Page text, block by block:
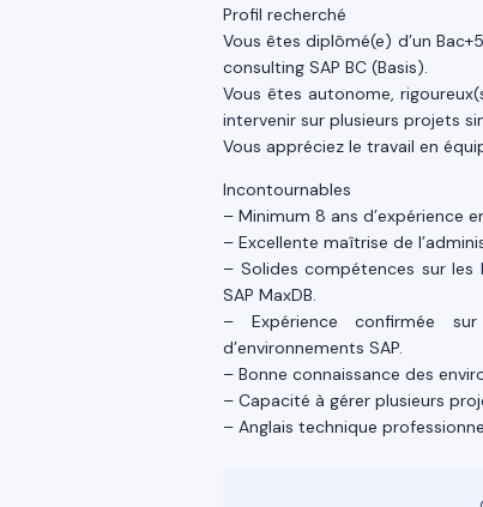
Profil recherché
Vous êtes diplômé(e) d’un
consulting SAP BC (Basis).
Vous êtes autonome,
intervenir sur plusieurs projets
Vous appréciez le travail en
Incontournables
– Minimum 8 ans d’expérience
– Excellente maîtrise de
– Solides compétences sur les
SAP MaxDB.
– Expérience confirmée
d’environnements SAP.
– Bonne connaissance des
– Capacité à gérer plusieurs
– Anglais technique